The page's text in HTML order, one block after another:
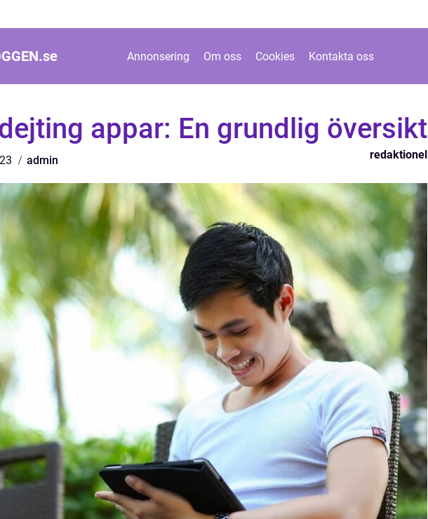
se Annonsering Om oss Cookies Kontakta oss
appar: En grundlig översikt
admin redaktionel